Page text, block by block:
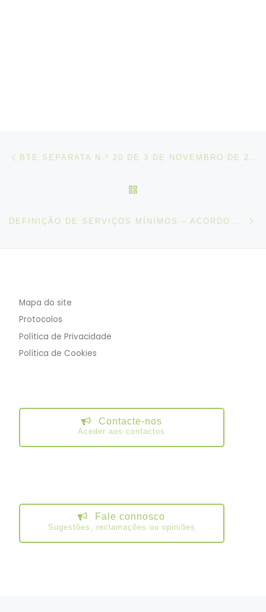
Post navigation
Mapa do site
Protocolos
Política de Privacidade
Política de Cookies
Contacte-nos
Aceder aos contactos
Fale connosco
Sugestões, reclamações ou opiniões